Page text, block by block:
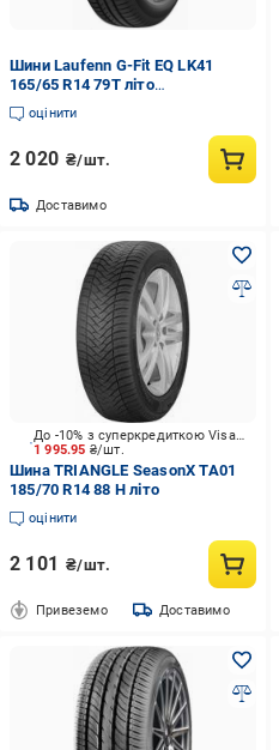
Шини Laufenn G-Fit EQ LK41
165/65 R14 79T літо
(1001043617)
оцінити
2 020 ₴/шт.
Доставимо
1 995.95 ₴/шт.
До -10% з суперкредиткою Visa Вигода
Шина TRIANGLE SeasonX TA01
185/70 R14 88 H літо
оцінити
2 101 ₴/шт.
Привеземо Доставимо